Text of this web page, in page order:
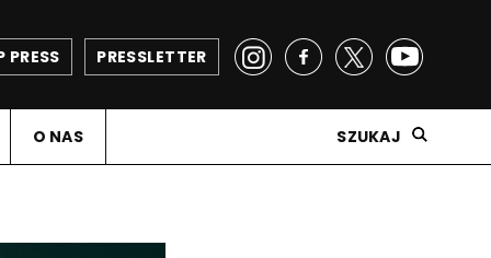
PRESSLETTER
PRESS
O NAS SZUKAJ